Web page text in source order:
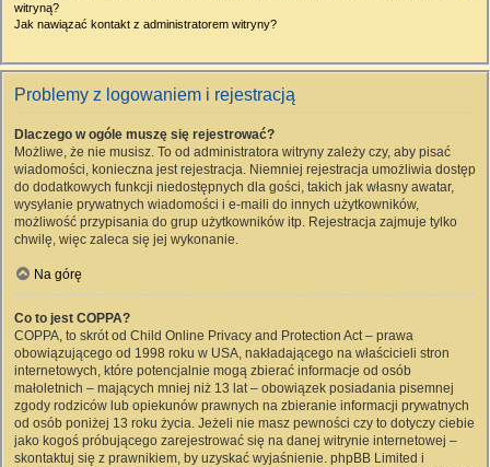
witryną?
Jak nawiązać kontakt z administratorem witryny?
Problemy z logowaniem i rejestracją
Dlaczego w ogóle muszę się rejestrować?
Możliwe, że nie musisz. To od administratora witryny zależy czy, aby pisać
wiadomości, konieczna jest rejestracja. Niemniej rejestracja umożliwia dostęp
do dodatkowych funkcji niedostępnych dla gości, takich jak własny awatar,
wysyłanie prywatnych wiadomości i e-maili do innych użytkowników,
możliwość przypisania do grup użytkowników itp. Rejestracja zajmuje tylko
chwilę, więc zaleca się jej wykonanie.
Na górę
Co to jest COPPA?
COPPA, to skrót od Child Online Privacy and Protection Act – prawa
obowiązującego od 1998 roku w USA, nakładającego na właścicieli stron
internetowych, które potencjalnie mogą zbierać informacje od osób
małoletnich – mających mniej niż 13 lat – obowiązek posiadania pisemnej
zgody rodziców lub opiekunów prawnych na zbieranie informacji prywatnych
od osób poniżej 13 roku życia. Jeżeli nie masz pewności czy to dotyczy ciebie
jako kogoś próbującego zarejestrować się na danej witrynie internetowej –
skontaktuj się z prawnikiem, by uzyskać wyjaśnienie. phpBB Limited i